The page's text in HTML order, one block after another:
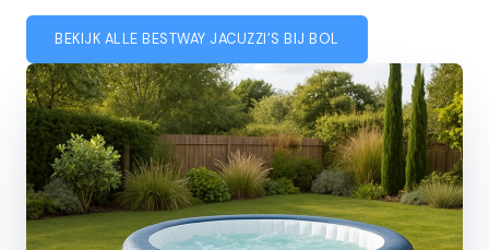
BEKIJK ALLE BESTWAY JACUZZI’S BIJ BOL